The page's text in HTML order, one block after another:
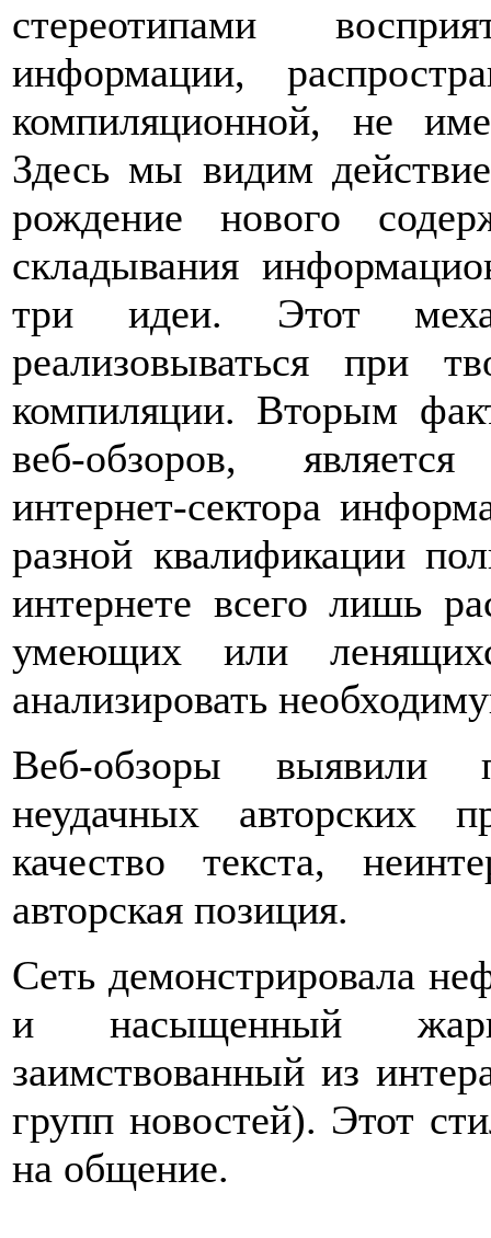
стереотипами
информации,
компиляционной, не
Здесь мы видим
рождение нового
складывания
три идеи. Этот
реализовываться при
компиляции. Вторым
веб-обзоров,
интернет-сектора
разной квалификации
интернете всего лишь
умеющих или
анализировать
Веб-обзоры выявили
неудачных авторских
качество текста,
авторская позиция.
Сеть демонстрировала
и насыщенный
заимствованный из
групп новостей). Этот
на общение.